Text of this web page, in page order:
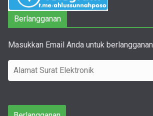
Berlangganan
Masukkan Email Anda untuk berlangganan
l
m